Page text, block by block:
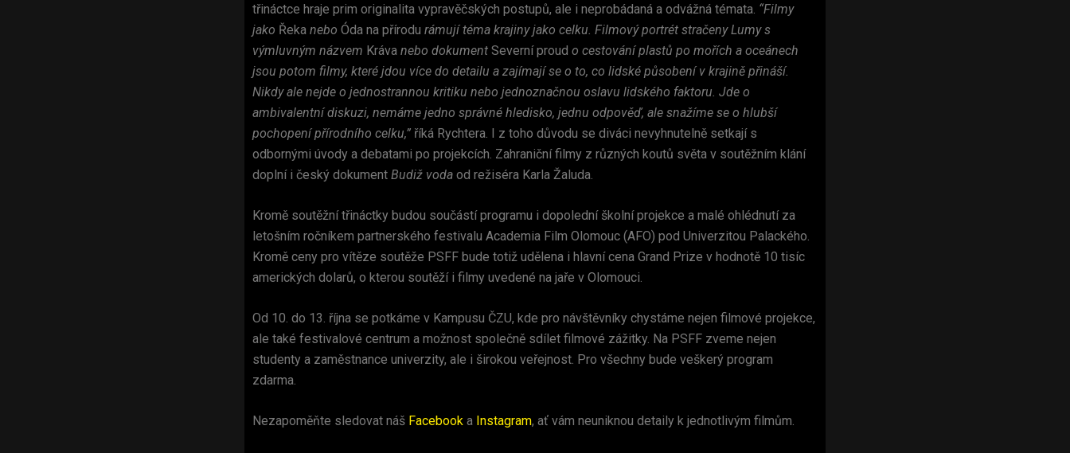
třináctce hraje prim originalita vypravěčských postupů, ale i neprobádaná a odvážná témata. “Filmy
jako Řeka nebo Óda na přírodu rámují téma krajiny jako celku. Filmový portrét stračeny Lumy s
výmluvným názvem Kráva nebo dokument Severní proud o cestování plastů po mořích a oceánech
jsou potom filmy, které jdou více do detailu a zajímají se o to, co lidské působení v krajině přináší.
Nikdy ale nejde o jednostrannou kritiku nebo jednoznačnou oslavu lidského faktoru. Jde o
ambivalentní diskuzi, nemáme jedno správné hledisko, jednu odpověď, ale snažíme se o hlubší
pochopení přírodního celku,” říká Rychtera. I z toho důvodu se diváci nevyhnutelně setkají s
odbornými úvody a debatami po projekcích. Zahraniční filmy z různých koutů světa v soutěžním klání
doplní i český dokument Budiž voda od režiséra Karla Žaluda.
Kromě soutěžní třináctky budou součástí programu i dopolední školní projekce a malé ohlédnutí za
letošním ročníkem partnerského festivalu Academia Film Olomouc (AFO) pod Univerzitou Palackého.
Kromě ceny pro vítěze soutěže PSFF bude totiž udělena i hlavní cena Grand Prize v hodnotě 10 tisíc
amerických dolarů, o kterou soutěží i filmy uvedené na jaře v Olomouci.
Od 10. do 13. října se potkáme v Kampusu ČZU, kde pro návštěvníky chystáme nejen filmové projekce,
ale také festivalové centrum a možnost společně sdílet filmové zážitky. Na PSFF zveme nejen
studenty a zaměstnance univerzity, ale i širokou veřejnost. Pro všechny bude veškerý program
zdarma.
Nezapoměňte sledovat náš Facebook a Instagram, ať vám neuniknou detaily k jednotlivým filmům.